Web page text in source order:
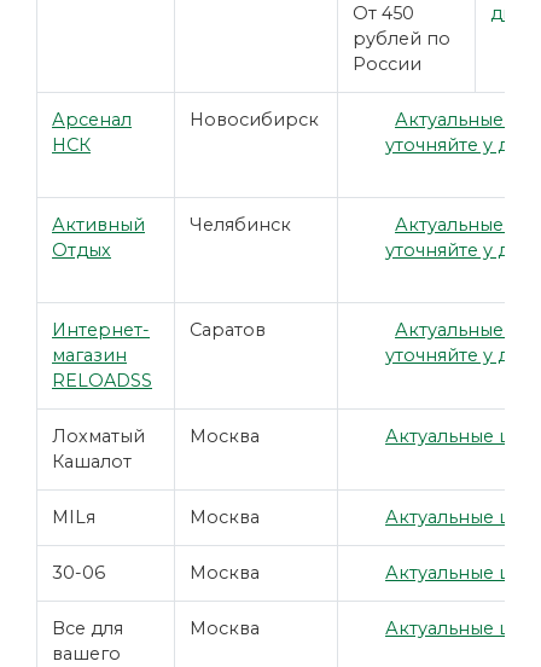
От 450
рублей по
России
Арсенал
НСК
Новосибирск
Актуальные
уточняйте у
Активный
Отдых
Челябинск
Актуальные
уточняйте у
Интернет-
магазин
RELOADSS
Саратов
Актуальные
уточняйте у
Лохматый
Кашалот
Москва Актуальные
MILя Москва Актуальные
30-06 Москва Актуальные
Все для
вашего
Москва Актуальные